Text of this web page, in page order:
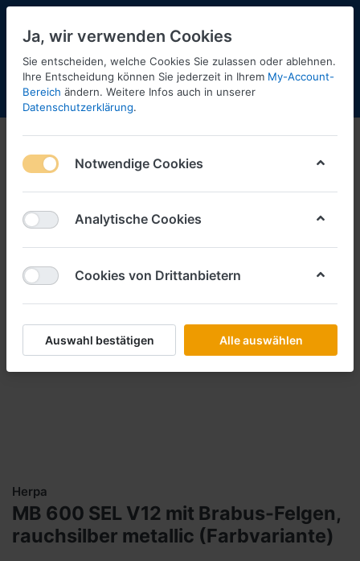
Menü Anmelden Shopaktualisierung
Herpa
MB 600 SEL V12 mit Brabus-Felgen,
rauchsilber metallic (Farbvariante)
Ja, wir verwenden Cookies
Sie entscheiden, welche Cookies Sie zulassen oder ablehnen.
Ihre Entscheidung können Sie jederzeit in Ihrem My-Account-
Bereich ändern. Weitere Infos auch in unserer
Datenschutzerklärung.
Notwendige Cookies
Analytische Cookies
Cookies von Drittanbietern
Auswahl bestätigen Alle auswählen